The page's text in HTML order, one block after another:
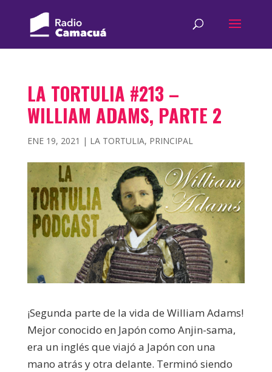
LA TORTULIA #213 –
WILLIAM ADAMS, PARTE 2
ENE 19, 2021 | LA TORTULIA, PRINCIPAL
¡Segunda parte de la vida de William Adams!
Mejor conocido en Japón como Anjin-sama,
era un inglés que viajó a Japón con una
mano atrás y otra delante. Terminó siendo